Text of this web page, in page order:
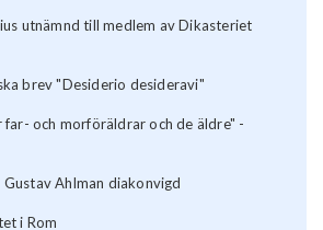
utnämnd till medlem av Dikasteriet
brev "Desiderio desideravi"
far- och morföräldrar och de äldre" -
Ahlman diakonvigd
i Rom